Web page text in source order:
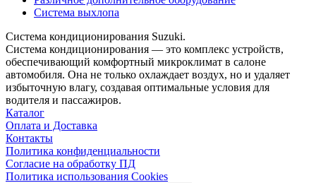
Система выхлопа
Система кондиционирования Suzuki.
Система кондиционирования — это комплекс устройств,
обеспечивающий комфортный микроклимат в салоне
автомобиля. Она не только охлаждает воздух, но и удаляет
избыточную влагу, создавая оптимальные условия для
водителя и пассажиров.
Каталог
Оплата и Доставка
Контакты
Политика конфиденциальности
Согласие на обработку ПД
Политика использования Cookies